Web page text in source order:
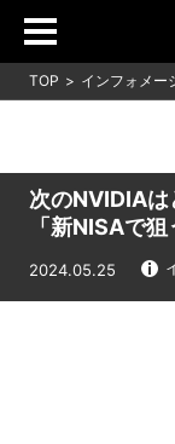
TOP インフォメー
次のNVIDIA
「新NISAで
2024.05.25